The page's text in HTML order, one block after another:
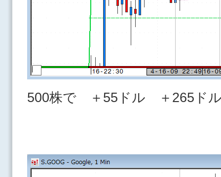
500株で ＋55ドル ＋265ド